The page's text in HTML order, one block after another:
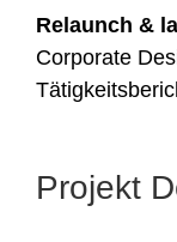
Relaunch &
Corporate
Projekt